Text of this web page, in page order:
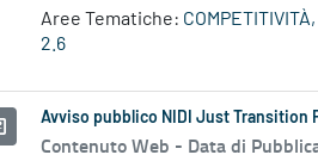
Aree Tematiche:
2.6
Avviso pubblico NIDI Just Transition
Contenuto Web - Data di